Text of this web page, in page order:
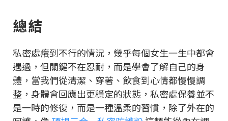
總結
私密處癢到不行的情況，幾乎每個女生一生中都會
遇過，但關鍵不在忍耐，而是學會了解自己的身
體，當我們從清潔、穿著、飲食到心情都慢慢調
整，身體會回應出更穩定的狀態，私密處保養並不
是一時的修復，而是一種溫柔的習慣，除了外在的